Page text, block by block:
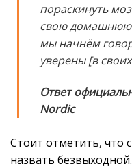
пораскинуть
свою домашнюю
мы начнём
уверены [в
Ответ
Nordic
Стоит отметить, что
назвать